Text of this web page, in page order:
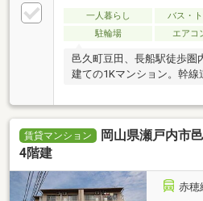
一人暮らし バス・
駐輪場
エアコ
邑久町豆田、長船駅徒歩圏
建ての1Kマンション。幹線
賃貸マンション
岡山県瀬戸内市
4階建
赤穂